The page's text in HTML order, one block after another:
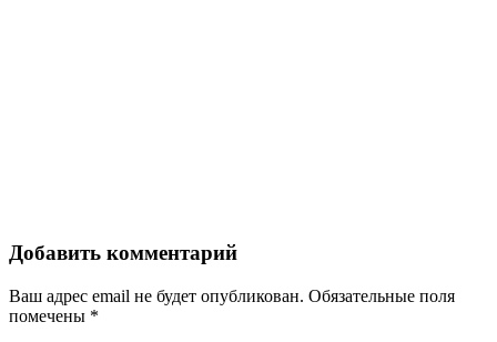
Добавить комментарий
Ваш адрес email не будет опубликован. Обязательные поля
помечены *